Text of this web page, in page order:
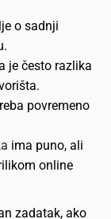
o sadnji
je često razlika
povremeno
ima puno, ali
online
zadatak, ako